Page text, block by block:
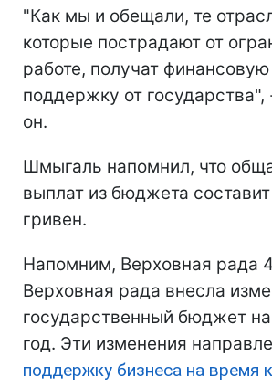
"Как мы и обещали, те
которые пострадают от
работе, получат финансовую
поддержку от государства",
он.
Шмыгаль напомнил, что
выплат из бюджета
гривен.
Напомним, Верховная рада
Верховная рада внесла
государственный бюджет
год. Эти изменения
поддержку бизнеса на время